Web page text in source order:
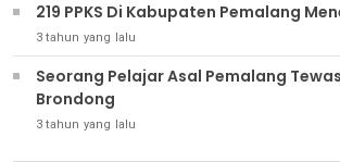
219 PPKS Di Kabupaten Pemalang
3 tahun yang lalu
Seorang Pelajar Asal Pemalang
Brondong
3 tahun yang lalu